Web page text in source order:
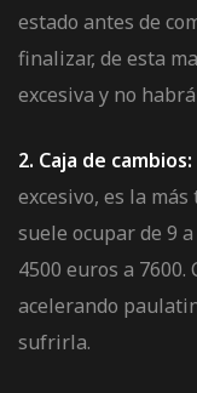
estado antes de
finalizar, de esta
excesiva y no
2. Caja de cambios:
excesivo, es la
suele ocupar de 9
4500 euros a
acelerando
sufrirla.